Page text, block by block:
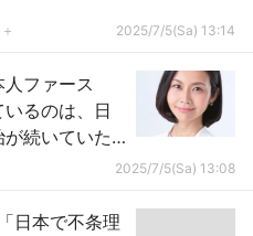
2025/7/5(Sa) 13:14
ファース
いるのは、日
続いていた
ｗｗｗｗｗ
2025/7/5(Sa) 13:08
日本で不条理